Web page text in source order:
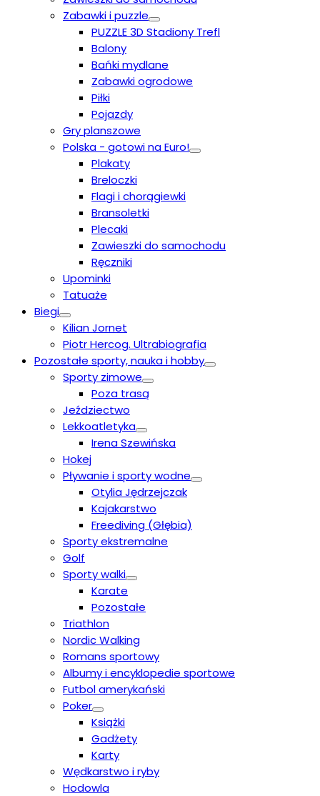
Zabawki i puzzle
PUZZLE 3D Stadiony Trefl
Balony
Bańki mydlane
Zabawki ogrodowe
Piłki
Pojazdy
Gry planszowe
Polska - gotowi na Euro!
Plakaty
Breloczki
Flagi i chorągiewki
Bransoletki
Plecaki
Zawieszki do samochodu
Ręczniki
Upominki
Tatuaże
Biegi
Kilian Jornet
Piotr Hercog. Ultrabiografia
Pozostałe sporty, nauka i hobby
Sporty zimowe
Poza trasą
Jeździectwo
Lekkoatletyka
Irena Szewińska
Hokej
Pływanie i sporty wodne
Otylia Jędrzejczak
Kajakarstwo
Freediving (Głębia)
Sporty ekstremalne
Golf
Sporty walki
Karate
Pozostałe
Triathlon
Nordic Walking
Romans sportowy
Albumy i encyklopedie sportowe
Futbol amerykański
Poker
Książki
Gadżety
Karty
Wędkarstwo i ryby
Hodowla